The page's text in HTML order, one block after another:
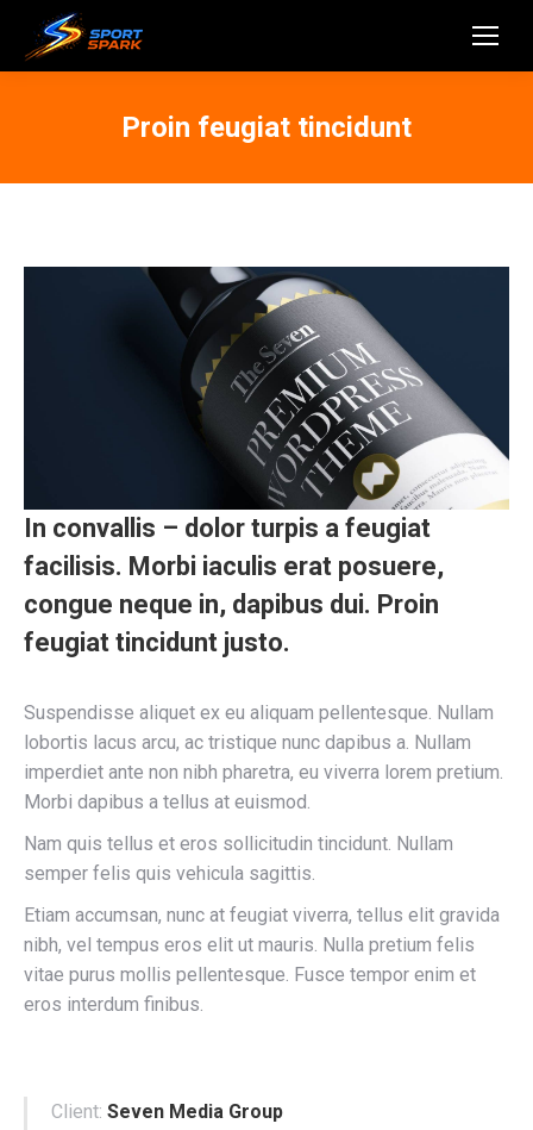
Proin feugiat tincidunt
In convallis – dolor turpis a feugiat
facilisis. Morbi iaculis erat posuere,
congue neque in, dapibus dui. Proin
feugiat tincidunt justo.
Suspendisse aliquet ex eu aliquam pellentesque. Nullam
lobortis lacus arcu, ac tristique nunc dapibus a. Nullam
imperdiet ante non nibh pharetra, eu viverra lorem pretium.
Morbi dapibus a tellus at euismod.
Nam quis tellus et eros sollicitudin tincidunt. Nullam
semper felis quis vehicula sagittis.
Etiam accumsan, nunc at feugiat viverra, tellus elit gravida
nibh, vel tempus eros elit ut mauris. Nulla pretium felis
vitae purus mollis pellentesque. Fusce tempor enim et
eros interdum finibus.
Client: Seven Media Group